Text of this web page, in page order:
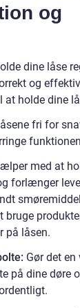
og
dine låse
og
at holde dine
fri for
med at
forlænger
på låsen.
Gør det en
på dine døre